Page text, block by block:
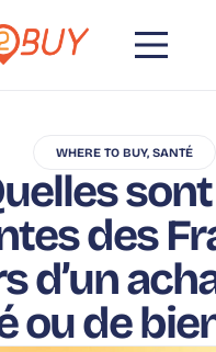
WHERE TO BUY, SANTÉ
des
d’un
ou de